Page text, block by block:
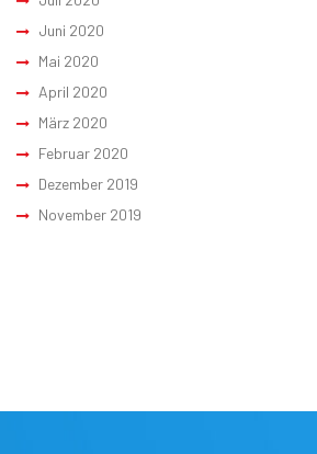
Juni 2020
Mai 2020
April 2020
März 2020
Februar 2020
Dezember 2019
November 2019